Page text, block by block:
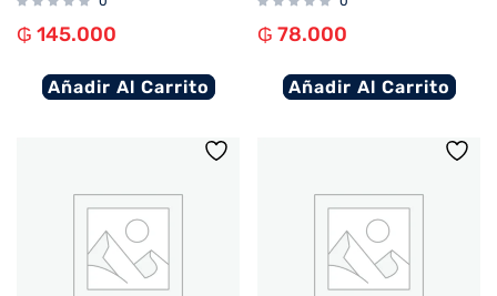
₲ 145.000
Añadir Al Carrito
₲ 78.000
Añadir Al Carrito